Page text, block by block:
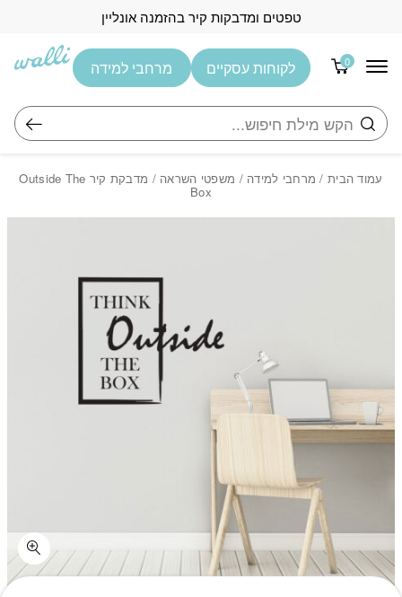
טפטים ומדבקות קיר בהזמנה אונליין
0
חיפוש
לקוחות עסקיים מרחבי למידה
עמוד הבית/ מרחבי למידה / משפטי השראה / מדבקת קיר Outside The
Box
כמות מדבקת קיר Outside The Box